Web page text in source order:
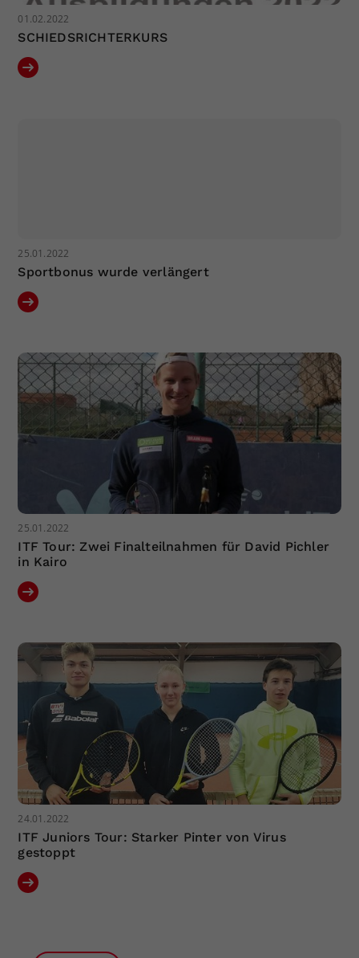
01.02.2022
SCHIEDSRICHTERKURS
25.01.2022
Sportbonus wurde verlängert
25.01.2022
ITF Tour: Zwei Finalteilnahmen für David Pichler
in Kairo
24.01.2022
ITF Juniors Tour: Starker Pinter von Virus
gestoppt